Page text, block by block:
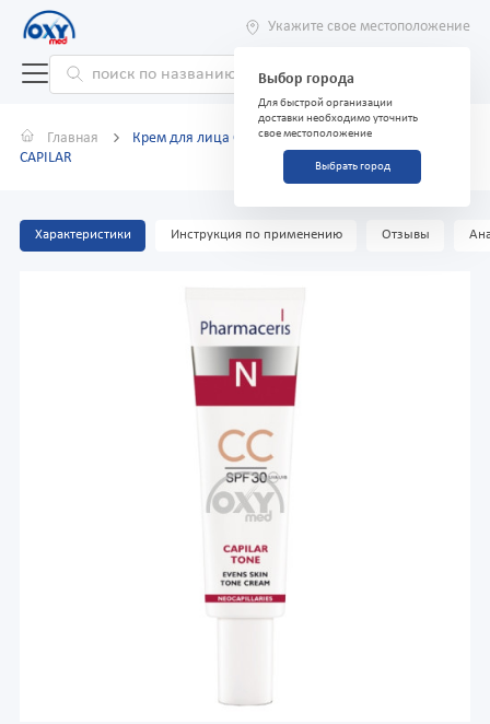
Укажите свое местоположение
Выбор города
Для быстрой организации
доставки необходимо уточнить
свое местоположение
Выбрать город
Главная
Крем для лица CC Pharmaceris N SPF30 40 мл
CAPILAR
Характеристики Инструкция по применению Отзывы